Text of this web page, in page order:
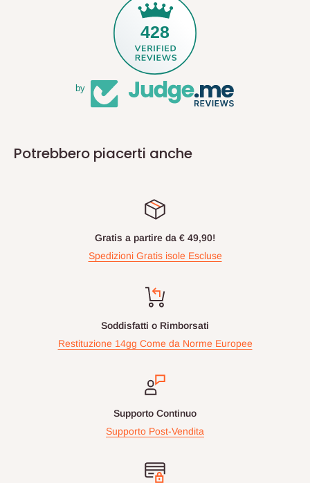
428
by
Potrebbero piacerti anche
Gratis a partire da € 49,90!
Spedizioni Gratis isole Escluse
Soddisfatti o Rimborsati
Restituzione 14gg Come da Norme Europee
Supporto Continuo
Supporto Post-Vendita